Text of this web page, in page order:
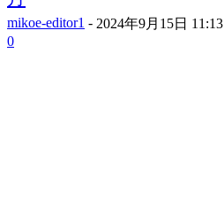
mikoe-editor1 - 2024年9月15日 11:13
0